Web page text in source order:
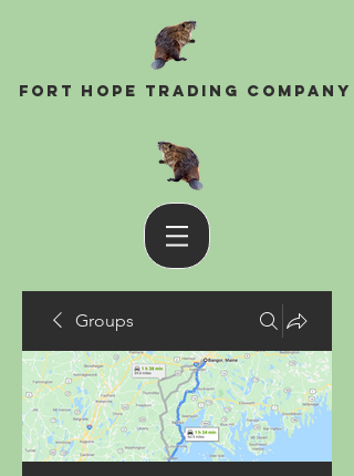
Fort Hope Trading Company
Groups